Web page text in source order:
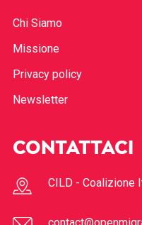
Chi Siamo
Missione
Privacy policy
Newsletter
CONTATTACI
CILD - Coalizione